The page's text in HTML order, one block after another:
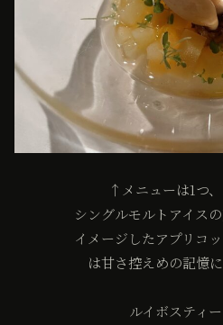
↑メニューは1つ、
シングルモルトアイス
イメージしたアプリコ
は甘さ控えめの記憶
ルイボスティ